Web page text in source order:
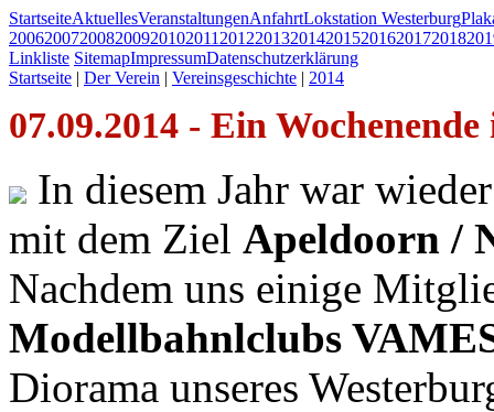
StartseiteAktuellesVeranstaltungenAnfahrtLokstation Westerburg
200620072008200920102011 2012201320142015201620172018
Linkliste SitemapImpressumDatenschutzerklärung
Startseite | Der Verein | Vereinsgeschichte | 2014
07.09.2014 - Ein
In diesem Jahr war
mit dem Ziel Apeldoorn /
Nachdem uns einige
Modellbahnlclubs
Diorama unseres